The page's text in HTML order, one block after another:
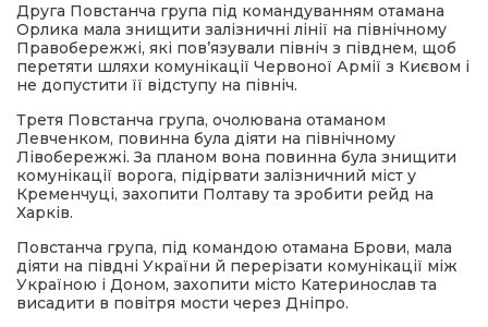
Друга Повстанча група під командуванням отамана
Орлика мала знищити залізничні лінії на північному
Правобережжі, які пов’язували північ з півднем, щоб
перетяти шляхи комунікації Червоної Армії з Києвом і
не допустити її відступу на північ.
Третя Повстанча група, очолювана отаманом
Левченком, повинна була діяти на північному
Лівобережжі. За планом вона повинна була знищити
комунікації ворога, підірвати залізничний міст у
Кременчуці, захопити Полтаву та зробити рейд на
Харків.
Повстанча група, під командою отамана Брови, мала
діяти на півдні України й перерізати комунікації між
Україною і Доном, захопити місто Катеринослав та
висадити в повітря мости через Дніпро.